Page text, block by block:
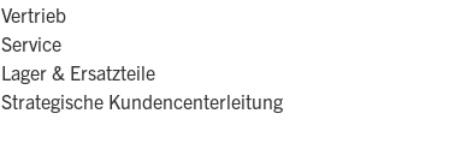
Vertrieb
Service
Lager & Ersatzteile
Strategische Kundencenterleitung